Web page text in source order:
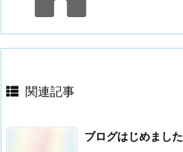
関連記事
ブログはじめました